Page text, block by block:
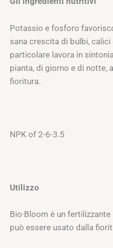
Potassio e fosforo
sana crescita di bulbi,
particolare lavora in
pianta, di giorno e di notte,
fioritura.
NPK of 2-6-3.5
Utilizzo
Bio·Bloom è un
può essere usato dalla